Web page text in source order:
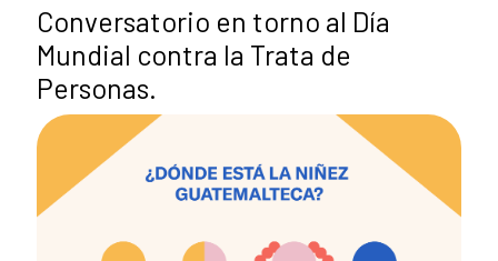
Conversatorio en torno al Día
Mundial contra la Trata de
Personas.